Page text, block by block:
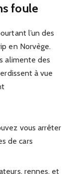
foule
l’un des
en Norvège.
alimente des
à vue
vous arrêter
de cars
rennes, et